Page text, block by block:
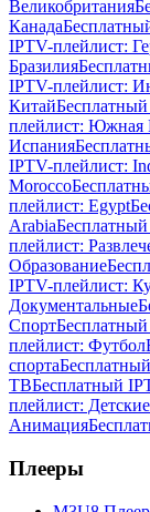
Великобритания
Канада
IPTV-плейлист:
Бразилия
IPTV-плейлист:
Китай
плейлист: Южная
Испания
IPTV-плейлист:
Morocco
плейлист: Egypt
Arabia
плейлист:
Образование
IPTV-плейлист:
Документальные
Спорт
плейлист: Футбол
спорта
ТВБесплатный
плейлист: Детские
Анимация
Плееры